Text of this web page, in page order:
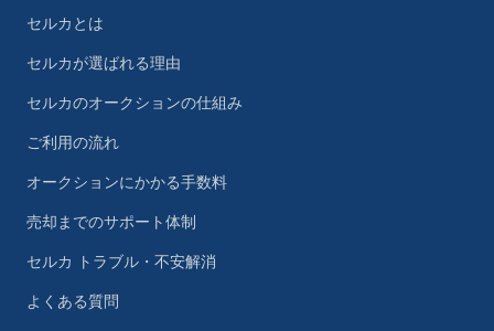
セルカとは
セルカが選ばれる理由
セルカのオークションの仕組み
ご利用の流れ
オークションにかかる手数料
売却までのサポート体制
セルカ トラブル・不安解消
よくある質問